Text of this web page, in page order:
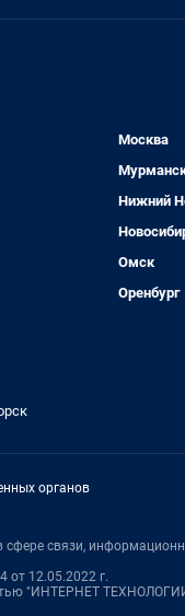
Москва
Нижний
Омск
Оренбург
органов
связи,
12.05.2022 г.
"ИНТЕРНЕТ